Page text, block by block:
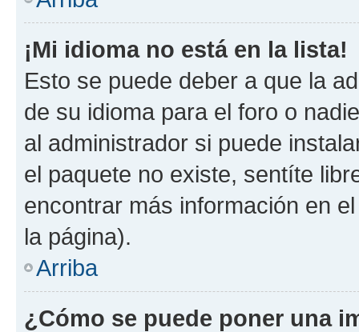
¡Mi idioma no está en la lista!
Esto se puede deber a que la
de su idioma para el foro o
al administrador si puede
el paquete no existe, sentíte
encontrar más información en
la página).
Arriba
¿Cómo se puede poner una